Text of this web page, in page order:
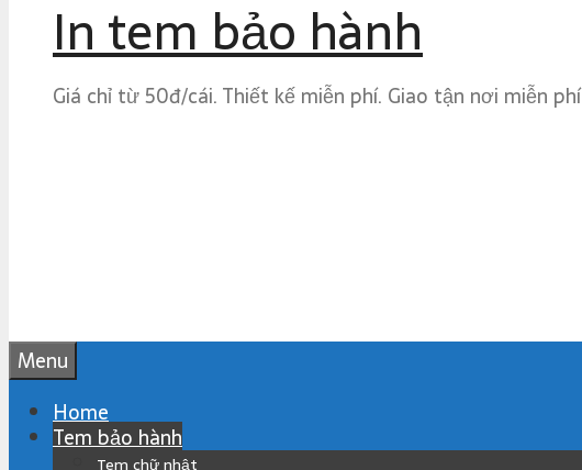
In tem bảo hành
Giá chỉ từ 50đ/cái. Thiết kế miễn phí. Giao tận nơi miễn phí
Menu
Home
Tem bảo hành
Tem chữ nhật